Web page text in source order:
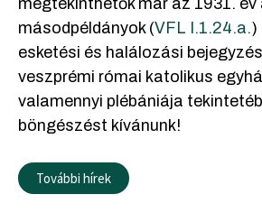
másodpéldányok (VFL I.1.24.a.)
esketési és halálozási
veszprémi római katolikus
valamennyi plébániája
böngészést kívánunk!
További hírek